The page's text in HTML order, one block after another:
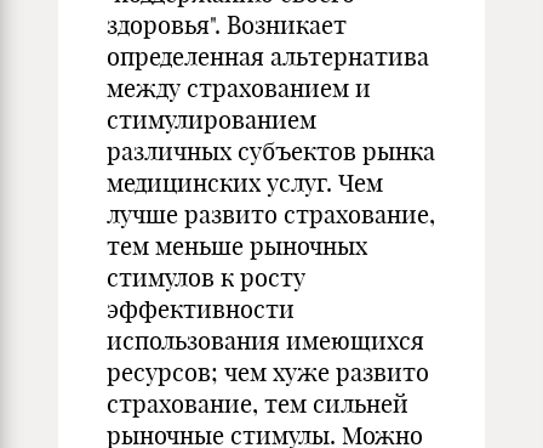
здоровья". Возникает
определенная альтернатива
между страхованием и
стимулированием
различных субъектов рынка
медицинских услуг. Чем
лучше развито страхование,
тем меньше рыночных
стимулов к росту
эффективности
использования имеющихся
ресурсов; чем хуже развито
страхование, тем сильней
рыночные стимулы. Можно